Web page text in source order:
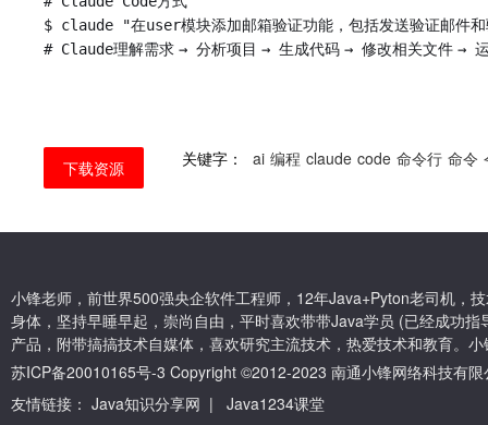
$ claude "在user模块添加邮箱验证功能，包括发送验证邮件
# Claude理解需求 → 分析项目 → 生成代码 → 修改相关文件 →
下载资源 关键字： ai 编程 claude code 命令行 命令
小锋老师，前世界500强央企软件工程师，12年Java+Pyton老司机，
身体，坚持早睡早起，崇尚自由，平时喜欢带带Java学员 (已经成功
产品，附带搞搞技术自媒体，喜欢研究主流技术，热爱技术和教育。
苏ICP备20010165号-3 Copyright ©2012-2023 南通小锋网络科技有限
友情链接： Java知识分享网 |
Java1234课堂